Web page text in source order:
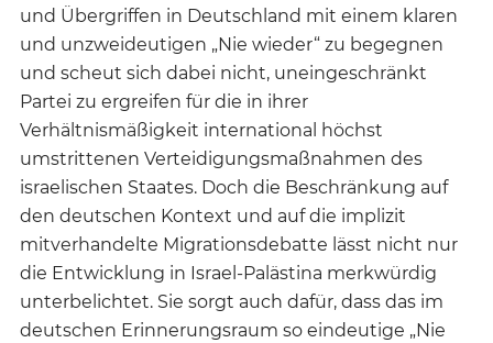
und Übergriffen in Deutschland mit einem klaren
und unzweideutigen „Nie wieder“ zu begegnen
und scheut sich dabei nicht, uneingeschränkt
Partei zu ergreifen für die in ihrer
Verhältnismäßigkeit international höchst
umstrittenen Verteidigungsmaßnahmen des
israelischen Staates. Doch die Beschränkung auf
den deutschen Kontext und auf die implizit
mitverhandelte Migrationsdebatte lässt nicht nur
die Entwicklung in Israel-Palästina merkwürdig
unterbelichtet. Sie sorgt auch dafür, dass das im
deutschen Erinnerungsraum so eindeutige „Nie